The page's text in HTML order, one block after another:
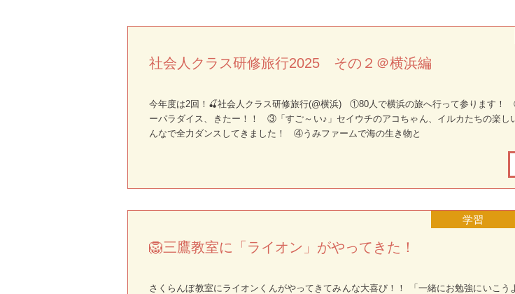
社会人クラス研修旅行2025 その２＠横浜編
今年度は2回！🍒社会人クラス研修旅行(@横浜) ①80人で横浜の旅へ行って参ります！
ーパラダイス、きたー！！ ③「すご～い♪」セイウチのアコちゃん、イルカたちの楽し
んなで全力ダンスしてきました！ ④うみファームで海の生き物と
学習
🦁三鷹教室に「ライオン」がやってきた！
さくらんぼ教室にライオンくんがやってきてみんな大喜び！！ 「一緒にお勉強にいこう